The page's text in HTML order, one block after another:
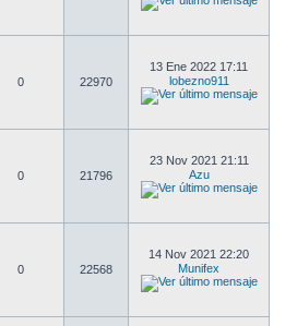
0 22970
13 Ene 2022 17:11
lobezno911
0 21796
23 Nov 2021 21:11
Azu
0 22568
14 Nov 2021 22:20
Munifex